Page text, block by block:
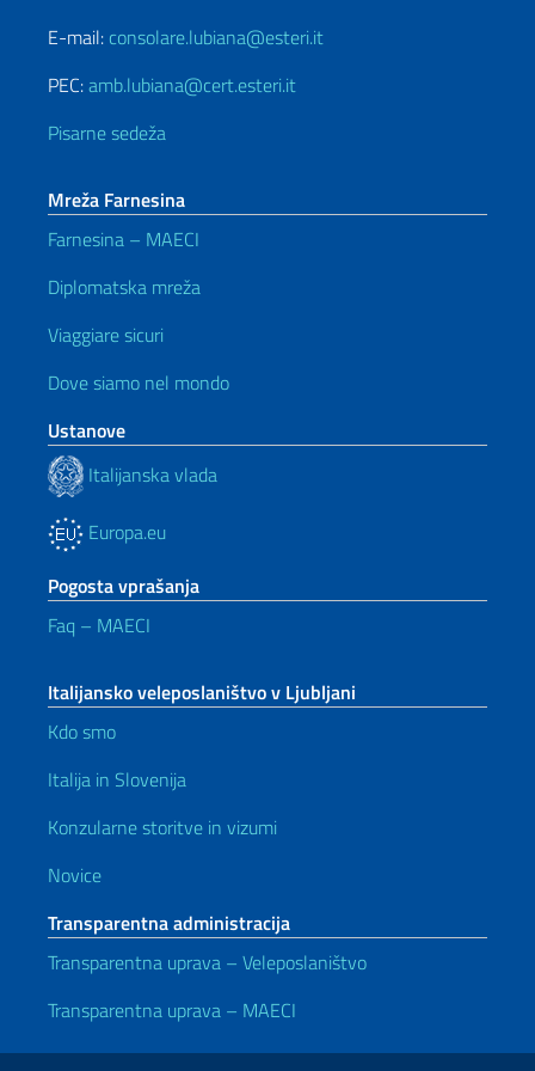
E-mail: consolare.lubiana@esteri.it
PEC:amb.lubiana@cert.esteri.it
Pisarne sedeža
Mreža Farnesina
Farnesina – MAECI
Diplomatska mreža
Viaggiare sicuri
Dove siamo nel mondo
Ustanove
Italijanska vlada
Europa.eu
Pogosta vprašanja
Faq – MAECI
Italijansko veleposlaništvo v Ljubljani
Kdo smo
Italija in Slovenija
Konzularne storitve in vizumi
Novice
Transparentna administracija
Transparentna uprava – Veleposlaništvo
Transparentna uprava – MAECI